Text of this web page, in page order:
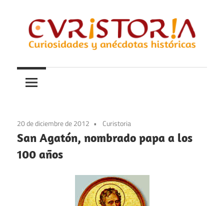
contenido
Curistoria
y
anécdotas
historia
20 de diciembre de 2012 Curistoria
San Agatón, nombrado papa a los
100 años